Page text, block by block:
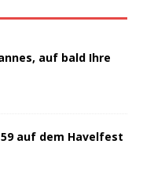
auf bald Ihre
59 auf dem Havelfest